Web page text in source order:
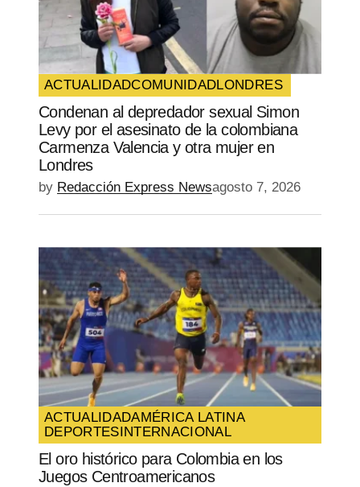
ACTUALIDADCOMUNIDADLONDRES
Condenan al depredador sexual Simon
Levy por el asesinato de la colombiana
Carmenza Valencia y otra mujer en
Londres
by Redacción Express Newsagosto 7, 2026
ACTUALIDADAMÉRICA LATINA
DEPORTESINTERNACIONAL
El oro histórico para Colombia en los
Juegos Centroamericanos